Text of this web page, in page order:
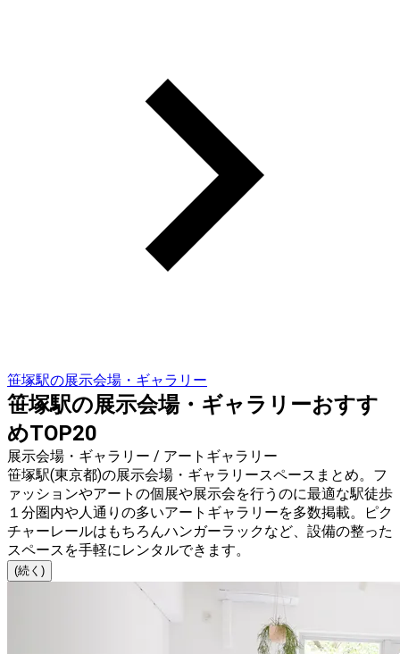
笹塚駅の展示会場・ギャラリー
笹塚駅の展示会場・ギャラリーおすす
めTOP20
展示会場・ギャラリー / アートギャラリー
笹塚駅(東京都)の展示会場・ギャラリースペースまとめ。フ
ァッションやアートの個展や展示会を行うのに最適な駅徒歩
１分圏内や人通りの多いアートギャラリーを多数掲載。ピク
チャーレールはもちろんハンガーラックなど、設備の整った
スペースを手軽にレンタルできます。
(続く)